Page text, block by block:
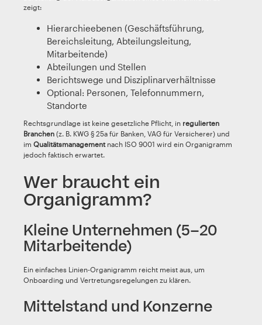
zeigt:
Hierarchieebenen (Geschäftsführung,
Bereichsleitung, Abteilungsleitung,
Mitarbeitende)
Abteilungen und Stellen
Berichtswege und Disziplinarverhältnisse
Optional: Personen, Telefonnummern,
Standorte
Rechtsgrundlage ist keine gesetzliche Pflicht, in regulierten
Branchen (z. B. KWG § 25a für Banken, VAG für Versicherer) und
im Qualitätsmanagementnach ISO 9001 wird ein Organigramm
jedoch faktisch erwartet.
Wer braucht ein
Organigramm?
Kleine Unternehmen (5–20
Mitarbeitende)
Ein einfaches Linien-Organigramm reicht meist aus, um
Onboarding und Vertretungsregelungen zu klären.
Mittelstand und Konzerne